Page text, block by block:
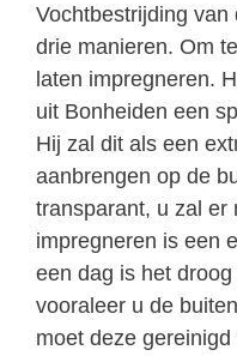
Vochtbestrijding
drie manieren. Om
laten impregneren.
uit Bonheiden een
Hij zal dit als een
aanbrengen op de
transparant, u zal er
impregneren is een
een dag is het
vooraleer u de
moet deze